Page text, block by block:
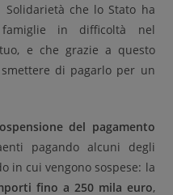
che lo Stato ha
in difficoltà nel
e che grazie a questo
di pagarlo per un
del pagamento
pagando alcuni degli
in cui vengono sospese: la
fino a 250 mila euro,